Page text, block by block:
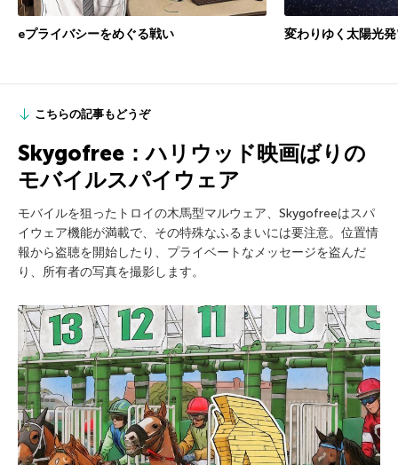
eプライバシーをめぐる戦い 変わりゆく太陽光
こちらの記事もどうぞ
Skygofree：ハリウッド映画ばりの
モバイルスパイウェア
モバイルを狙ったトロイの木馬型マルウェア、Skygofreeはスパ
イウェア機能が満載で、その特殊なふるまいには要注意。位置情
報から盗聴を開始したり、プライベートなメッセージを盗んだ
り、所有者の写真を撮影します。